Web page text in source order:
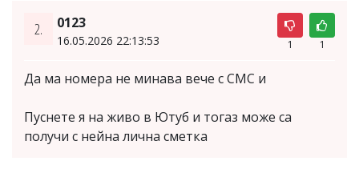
2. 0123
16.05.2026 22:13:53 1 1
Да ма номера не минава вече с СМС и
Пуснете я на живо в Ютуб и тогаз може са
получи с нейна лична сметка